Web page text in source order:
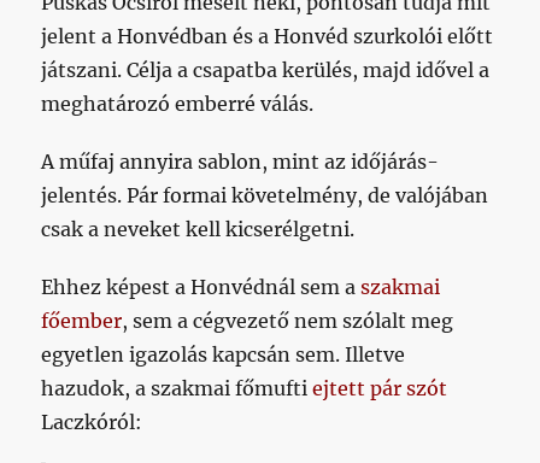
jelent a Honvédban és a Honvéd szurkolói előtt
játszani. Célja a csapatba kerülés, majd idővel a
meghatározó emberré válás.
A műfaj annyira sablon, mint az időjárás-
jelentés. Pár formai követelmény, de valójában
csak a neveket kell kicserélgetni.
Ehhez képest a Honvédnál sem aszakmai
főember, sem a cégvezető nem szólalt meg
egyetlen igazolás kapcsán sem. Illetve
hazudok, a szakmai főmufti ejtett pár szót
Laczkóról: